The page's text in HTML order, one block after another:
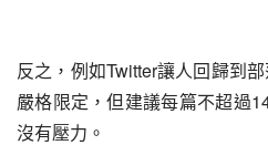
反之，例如Twitter讓人回歸到
嚴格限定，但建議每篇不超過
沒有壓力。